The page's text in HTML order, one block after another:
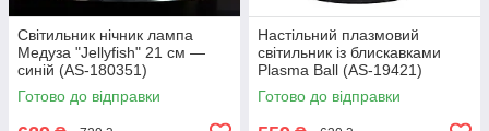
Світильник нічник лампа
Медуза "Jellyfish" 21 см —
синій (AS-180351)
Готово до відправки
Настільний плазмовий
світильник із блискавками
Plasma Ball (AS-19421)
Готово до відправки